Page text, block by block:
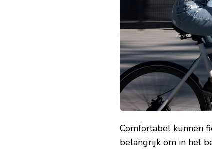
Comfortabel kunnen
belangrijk om in het